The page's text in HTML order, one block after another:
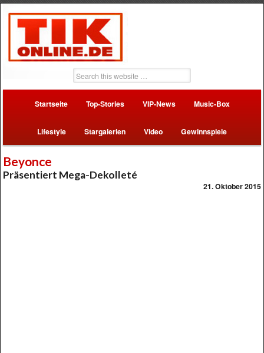
Startseite Top-Stories VIP-News Music-Box
Lifestyle Stargalerien Video Gewinnspiele
Beyonce
Präsentiert Mega-Dekolleté
21. Oktober 2015